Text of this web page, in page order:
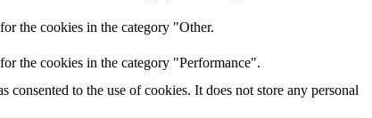
the cookies in the category "Other.
the cookies in the category "Performance".
to the use of cookies. It does not store any personal